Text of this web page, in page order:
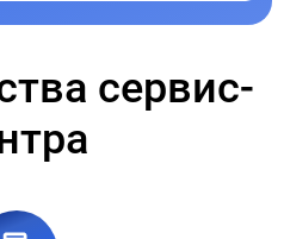
сервис-